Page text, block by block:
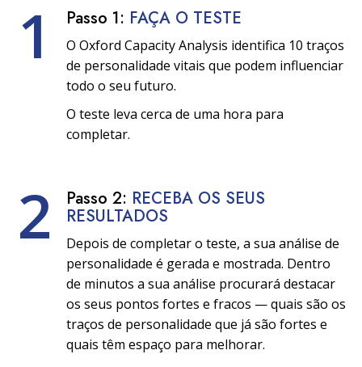
1 Passo 1: FAÇA O TESTE
O Oxford Capacity Analysis identifica 10 traços
de personalidade vitais que podem influenciar
todo o seu futuro.
O teste leva cerca de uma hora para
completar.
2 Passo 2: RECEBA OS SEUS
RESULTADOS
Depois de completar o teste, a sua análise de
personalidade é gerada e mostrada. Dentro
de minutos a sua análise procurará destacar
os seus pontos fortes e fracos — quais são os
traços de personalidade que já são fortes e
quais têm espaço para melhorar.